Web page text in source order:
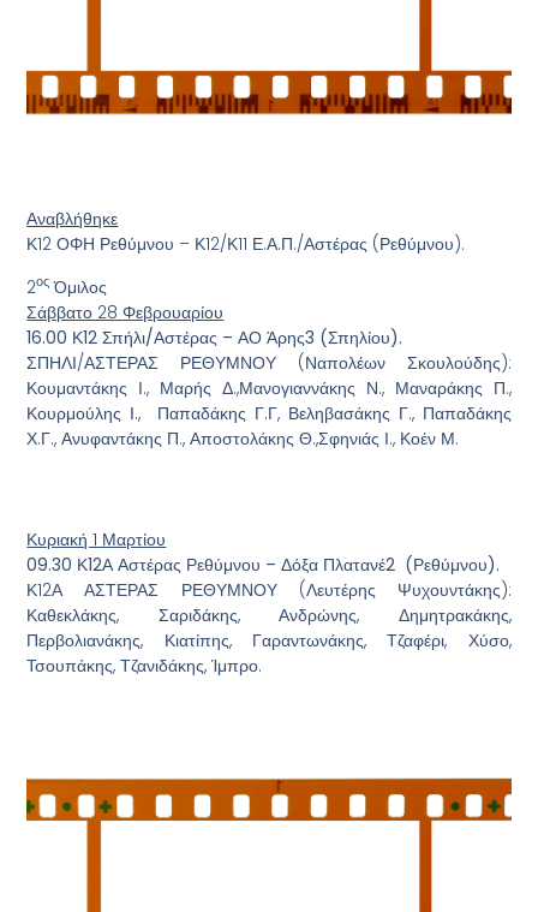
Αναβλήθηκε
Κ12 ΟΦΗ Ρεθύμνου – Κ12/Κ11 Ε.Α.Π./Αστέρας (Ρεθύμνου).
2ος Όμιλος
Σάββατο 28 Φεβρουαρίου
16.00 Κ12 Σπήλι/Αστέρας – ΑΟ Άρης3 (Σπηλίου).
ΣΠΗΛΙ/ΑΣΤΕΡΑΣ ΡΕΘΥΜΝΟΥ (Ναπολέων Σκουλούδης):
Κουμαντάκης Ι., Μαρής Δ.,Μανογιαννάκης Ν., Μαναράκης Π.,
Κουρμούλης Ι., Παπαδάκης Γ.Γ, Βεληβασάκης Γ., Παπαδάκης
Χ.Γ., Ανυφαντάκης Π., Αποστολάκης Θ.,Σφηνιάς Ι., Κοέν Μ.
Κυριακή 1 Μαρτίου
09.30 Κ12Α Αστέρας Ρεθύμνου – Δόξα Πλατανέ2 (Ρεθύμνου).
Κ12Α ΑΣΤΕΡΑΣ ΡΕΘΥΜΝΟΥ (Λευτέρης Ψυχουντάκης):
Καθεκλάκης, Σαριδάκης, Ανδρώνης, Δημητρακάκης,
Περβολιανάκης, Κιατίπης, Γαραντωνάκης, Τζαφέρι, Χύσο,
Τσουπάκης, Τζανιδάκης, Ίμπρο.